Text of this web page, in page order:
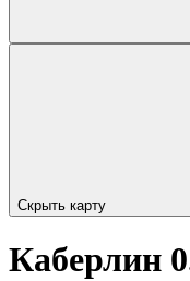
Скрыть карту
Каберлин